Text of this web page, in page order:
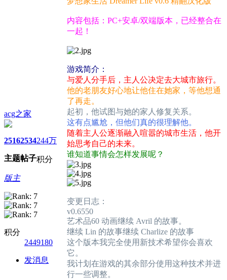
acg之家
2516
主题
2534
帖子
244万
积分
版主
积分
2449180
发消息
内容包括：PC+安卓/双端版本，已经整合在
一起！
游戏简介：
与爱人分手后，主人公决定去大城市旅行。
他的老朋友好心地让他住在她家，等他想通
了再走。
起初，他试图与她的家人修复关系。
这有点尴尬，但他们真的很理解他。
随着主人公逐渐融入喧嚣的城市生活，他开
始思考自己的未来。
谁知道事情会怎样发展呢？
变更日志：
v0.6550
艺术品60 动画继续 Avril 的故事。
继续 Lin 的故事继续 Charlize 的故事
这个版本我完全使用新技术希望你会喜欢
它。
我计划在游戏的其余部分使用这种技术并进
行一些调整。